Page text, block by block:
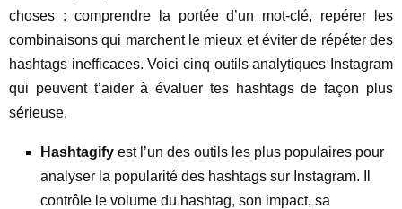
choses : comprendre la portée d’un mot-clé, repérer les
combinaisons qui marchent le mieux et éviter de répéter des
hashtags inefficaces. Voici cinq outils analytiques Instagram
qui peuvent t’aider à évaluer tes hashtags de façon plus
sérieuse.
Hashtagify est l’un des outils les plus populaires pour
analyser la popularité des hashtags sur Instagram. Il
contrôle le volume du hashtag, son impact, sa